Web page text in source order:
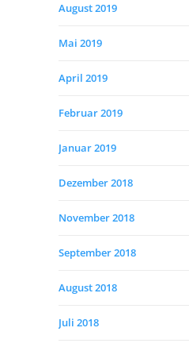
August 2019
Mai 2019
April 2019
Februar 2019
Januar 2019
Dezember 2018
November 2018
September 2018
August 2018
Juli 2018